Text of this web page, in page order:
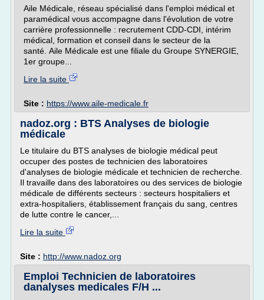
Aile Médicale, réseau spécialisé dans l'emploi médical et
paramédical vous accompagne dans l'évolution de votre
carrière professionnelle : recrutement CDD-CDI, intérim
médical, formation et conseil dans le secteur de la
santé. Aile Médicale est une filiale du Groupe SYNERGIE,
1er groupe...
Lire la suite
Site : https://www.aile-medicale.fr
nadoz.org : BTS Analyses de biologie
médicale
Le titulaire du BTS analyses de biologie médical peut
occuper des postes de technicien des laboratoires
d'analyses de biologie médicale et technicien de recherche.
Il travaille dans des laboratoires ou des services de biologie
médicale de différents secteurs : secteurs hospitaliers et
extra-hospitaliers, établissement français du sang, centres
de lutte contre le cancer,...
Lire la suite
Site : http://www.nadoz.org
Emploi Technicien de laboratoires
danalyses medicales F/H ...